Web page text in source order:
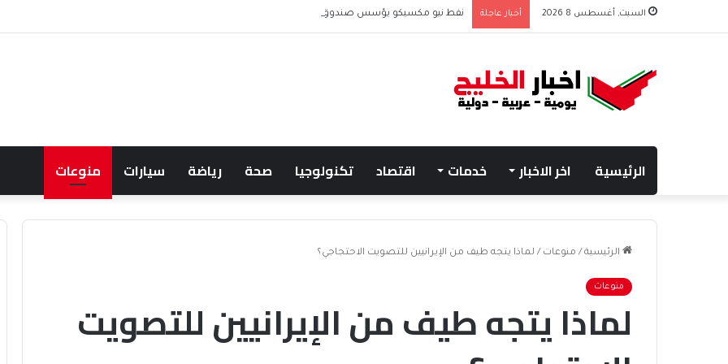
السبت, أغسطس 8 2026 أخبار عاجلة نفط نيو مكسيكو يؤسس صندوق 75 مليار دولار ويشعل جدل الإنفاق
الرئيسية اخر الاخبار خدمات اقتصاد تكنولوجيا صحة رياضة سيارات منوعات
الرئيسية / منوعات / لماذا يتجه طيف من الإيرانيين للتصويت الاحتجاجي؟
منوعات
لماذا يتجه طيف من الإيرانيين للتصويت